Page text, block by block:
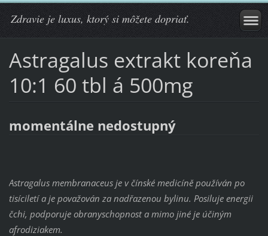
Zdravie je luxus, ktorý si môžete dopriať.
Astragalus extrakt koreňa
10:1 60 tbl á 500mg
momentálne nedostupný
Astragalus membranaceus je v čínské medicíně používán po
tisíciletí a je považován za nadřazenou bylinu. Posiluje energii
čchi, podporuje obranyschopnost a mimo jiné je účiným
afrodiziakem.